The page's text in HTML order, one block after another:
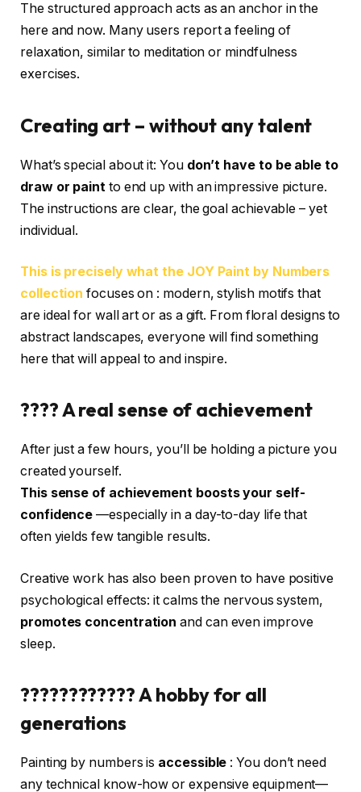
The structured approach acts as an anchor in the
here and now. Many users report a feeling of
relaxation, similar to meditation or mindfulness
exercises.
Creating art – without any talent
What’s special about it: You don’t have to be able to
draw or paint to end up with an impressive picture.
The instructions are clear, the goal achievable – yet
individual.
This is precisely what the JOY Paint by Numbers
collection focuses on : modern, stylish motifs that
are ideal for wall art or as a gift. From floral designs to
abstract landscapes, everyone will find something
here that will appeal to and inspire.
????️ A real sense of achievement
After just a few hours, you’ll be holding a picture you
created yourself.
This sense of achievement boosts your self-
confidence —especially in a day-to-day life that
often yields few tangible results.
Creative work has also been proven to have positive
psychological effects: it calms the nervous system,
promotes concentration and can even improve
sleep.
????‍????‍???? A hobby for all
generations
Painting by numbers is accessible : You don’t need
any technical know-how or expensive equipment—